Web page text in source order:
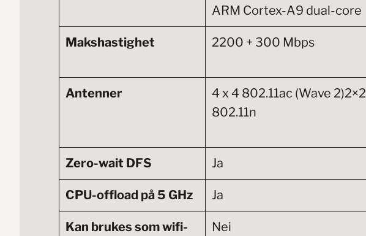
ARM Cortex-A9 dual-core
Makshastighet 2200 + 300 Mbps
Antenner
4 x 4 802.11ac (Wave 2)2×2
802.11n
Zero-wait DFS Ja
CPU-offload på 5 GHz Ja
Kan brukes som wifi-
Nei